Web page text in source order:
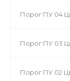
Порог ПУ 04
Порог ПУ 03
Порог ПУ 02